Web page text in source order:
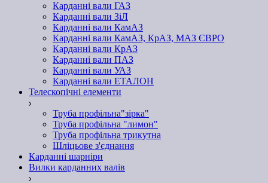
Карданні вали ГАЗ
Карданні вали ЗіЛ
Карданні вали КамАЗ
Карданні вали КамАЗ, КрАЗ, МАЗ ЄВРО
Карданні вали КрАЗ
Карданні вали ПАЗ
Карданні вали УАЗ
Карданні вали ЕТАЛОН
Телескопічні елементи
Труба профільна"зірка"
Труба профільна "лимон"
Труба профільна трикутна
Шліцьове з'єднання
Карданні шарніри
Вилки карданних валів